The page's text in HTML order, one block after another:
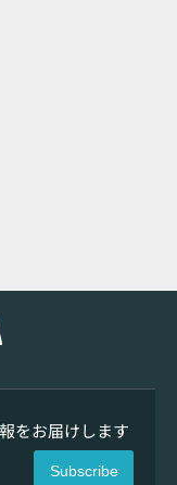
をお届けします
Subscribe